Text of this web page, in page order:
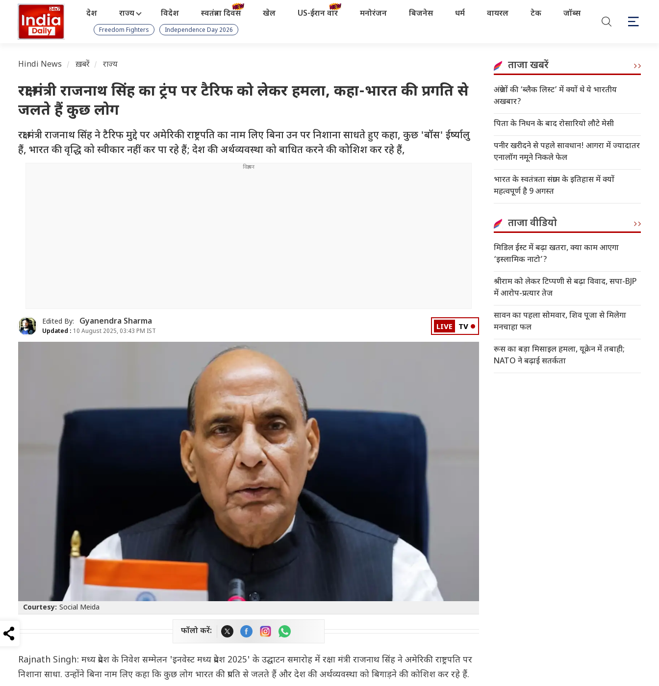
देश राज्य विदेश स्वतंत्रता दिवस खेल US-ईरान वॉर मनोरंजन बिजनेस धर्म वायरल टेक जॉब्स
Freedom Fighters Independence Day 2026
Hindi News ख़बरें राज्य
रक्षा मंत्री राजनाथ सिंह का ट्रंप पर टैरिफ को लेकर हमला, कहा-भारत की प्रगति से
जलते हैं कुछ लोग
रक्षा मंत्री राजनाथ सिंह ने टैरिफ मुद्दे पर अमेरिकी राष्ट्रपति का नाम लिए बिना उन पर निशाना साधते हुए कहा, कुछ 'बॉस' ईर्ष्यालु
हैं, भारत की वृद्धि को स्वीकार नहीं कर पा रहे हैं; देश की अर्थव्यवस्था को बाधित करने की कोशिश कर रहे हैं,
Edited By: Gyanendra Sharma
Updated : 10 August 2025, 03:43 PM IST LIVE TV
Courtesy: Social Meida
फॉलो करें:
Rajnath Singh: मध्य प्रदेश के निवेश सम्मेलन 'इनवेस्ट मध्य प्रदेश 2025' के उद्घाटन समारोह में रक्षा मंत्री राजनाथ सिंह ने अमेरिकी राष्ट्रपति पर
निशाना साधा. उन्होंने बिना नाम लिए कहा कि कुछ लोग भारत की प्रगति से जलते हैं और देश की अर्थव्यवस्था को बिगाड़ने की कोशिश कर रहे हैं.
ताजा खबरें
अंग्रेजों की ‘ब्लैक लिस्ट’ में क्यों थे ये भारतीय
अखबार?
पिता के निधन के बाद रोसारियो लौटे मेसी
पनीर खरीदने से पहले सावधान! आगरा में ज्यादातर
एनालॉग नमूने निकले फेल
भारत के स्वतंत्रता संग्राम के इतिहास में क्यों
महत्वपूर्ण है 9 अगस्त
ताजा वीडियो
मिडिल ईस्ट में बढ़ा खतरा, क्या काम आएगा
‘इस्लामिक नाटो’?
श्रीराम को लेकर टिप्पणी से बढ़ा विवाद, सपा-BJP
में आरोप-प्रत्यार तेज
सावन का पहला सोमवार, शिव पूजा से मिलेगा
मनचाहा फल
रूस का बड़ा मिसाइल हमला, यूक्रेन में तबाही;
NATO ने बढ़ाई सतर्कता